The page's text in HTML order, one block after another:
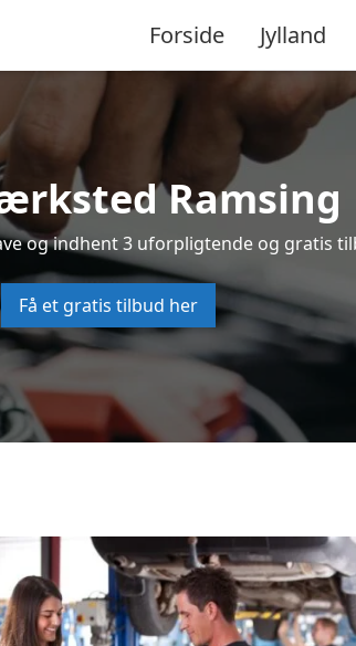
Forside Jylland
Ramsing
og indhent 3 uforpligtende og gratis
Få et gratis tilbud her